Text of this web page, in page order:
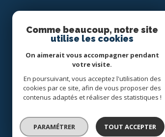
ALEN IMMOBILIER
alen.immobilier@gmail.com
13008 Marseille
Nos honoraires Nos partenaires
© 2026 | Tous droits réservés
Comme beaucoup, notre site
utilise les cookies
On aimerait vous accompagner pendant
votre visite.
En poursuivant, vous acceptez l'utilisation des
cookies par ce site, afin de vous proposer des
contenus adaptés et réaliser des statistiques !
PARAMÉTRER TOUT ACCEPTER